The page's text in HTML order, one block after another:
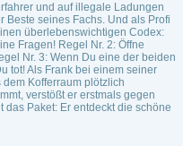
und auf illegale Ladungen
Beste seines Fachs. Und als Profi
überlebenswichtigen Codex:
Fragen! Regel Nr. 2: Öffne
Nr. 3: Wenn Du eine der beiden
tot! Als Frank bei einem seiner
Kofferraum plötzlich
verstößt er erstmals gegen
das Paket: Er entdeckt die schöne